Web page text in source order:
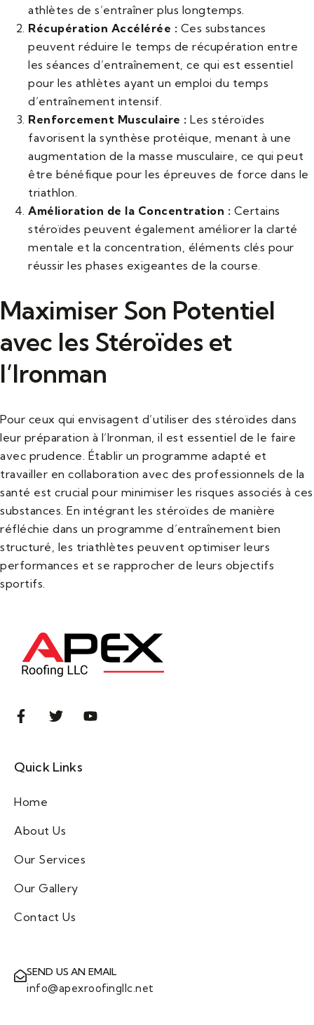
athlètes de s’entraîner plus longtemps.
Récupération Accélérée : Ces substances
peuvent réduire le temps de récupération entre
les séances d’entraînement, ce qui est essentiel
pour les athlètes ayant un emploi du temps
d’entraînement intensif.
Renforcement Musculaire : Les stéroïdes
favorisent la synthèse protéique, menant à une
augmentation de la masse musculaire, ce qui peut
être bénéfique pour les épreuves de force dans le
triathlon.
Amélioration de la Concentration : Certains
stéroïdes peuvent également améliorer la clarté
mentale et la concentration, éléments clés pour
réussir les phases exigeantes de la course.
Maximiser Son Potentiel
avec les Stéroïdes et
l’Ironman
Pour ceux qui envisagent d’utiliser des stéroïdes dans
leur préparation à l’Ironman, il est essentiel de le faire
avec prudence. Établir un programme adapté et
travailler en collaboration avec des professionnels de la
santé est crucial pour minimiser les risques associés à ces
substances. En intégrant les stéroïdes de manière
réfléchie dans un programme d’entraînement bien
structuré, les triathlètes peuvent optimiser leurs
performances et se rapprocher de leurs objectifs
sportifs.
Quick Links
Home
About Us
Our Services
Our Gallery
Contact Us
SEND US AN EMAIL
info@apexroofingllc.net